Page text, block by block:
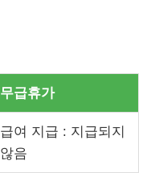
무급휴가
급여 지급 : 지급되지
않음